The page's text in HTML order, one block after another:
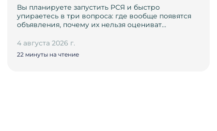
Вы планируете запустить РСЯ и быстро
упираетесь в три вопроса: где вообще появятся
объявления, почему их нельзя оцениват…
4 августа 2026 г.
22 минуты на чтение